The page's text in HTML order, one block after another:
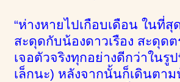
“ห่างหายไปเกือบเดือน ในที่
สะดุดกับน้องดาวเรือง สะดุด
เจอตัวจริงทุกอย่างดีกว่าใน
เล็กนะ) หลังจากนั้นก็เดินตา